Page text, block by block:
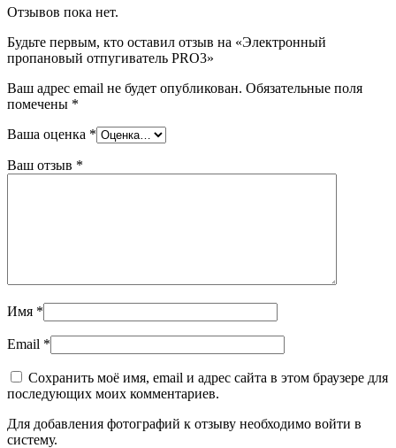
Отзывов пока нет.
Будьте первым, кто оставил отзыв на «Электронный
пропановый отпугиватель PRO3»
Ваш адрес email не будет опубликован. Обязательные поля
помечены *
Ваша оценка *
Ваш отзыв *
Имя *
Email *
Сохранить моё имя, email и адрес сайта в этом браузере для
последующих моих комментариев.
Для добавления фотографий к отзыву необходимо войти в
систему.